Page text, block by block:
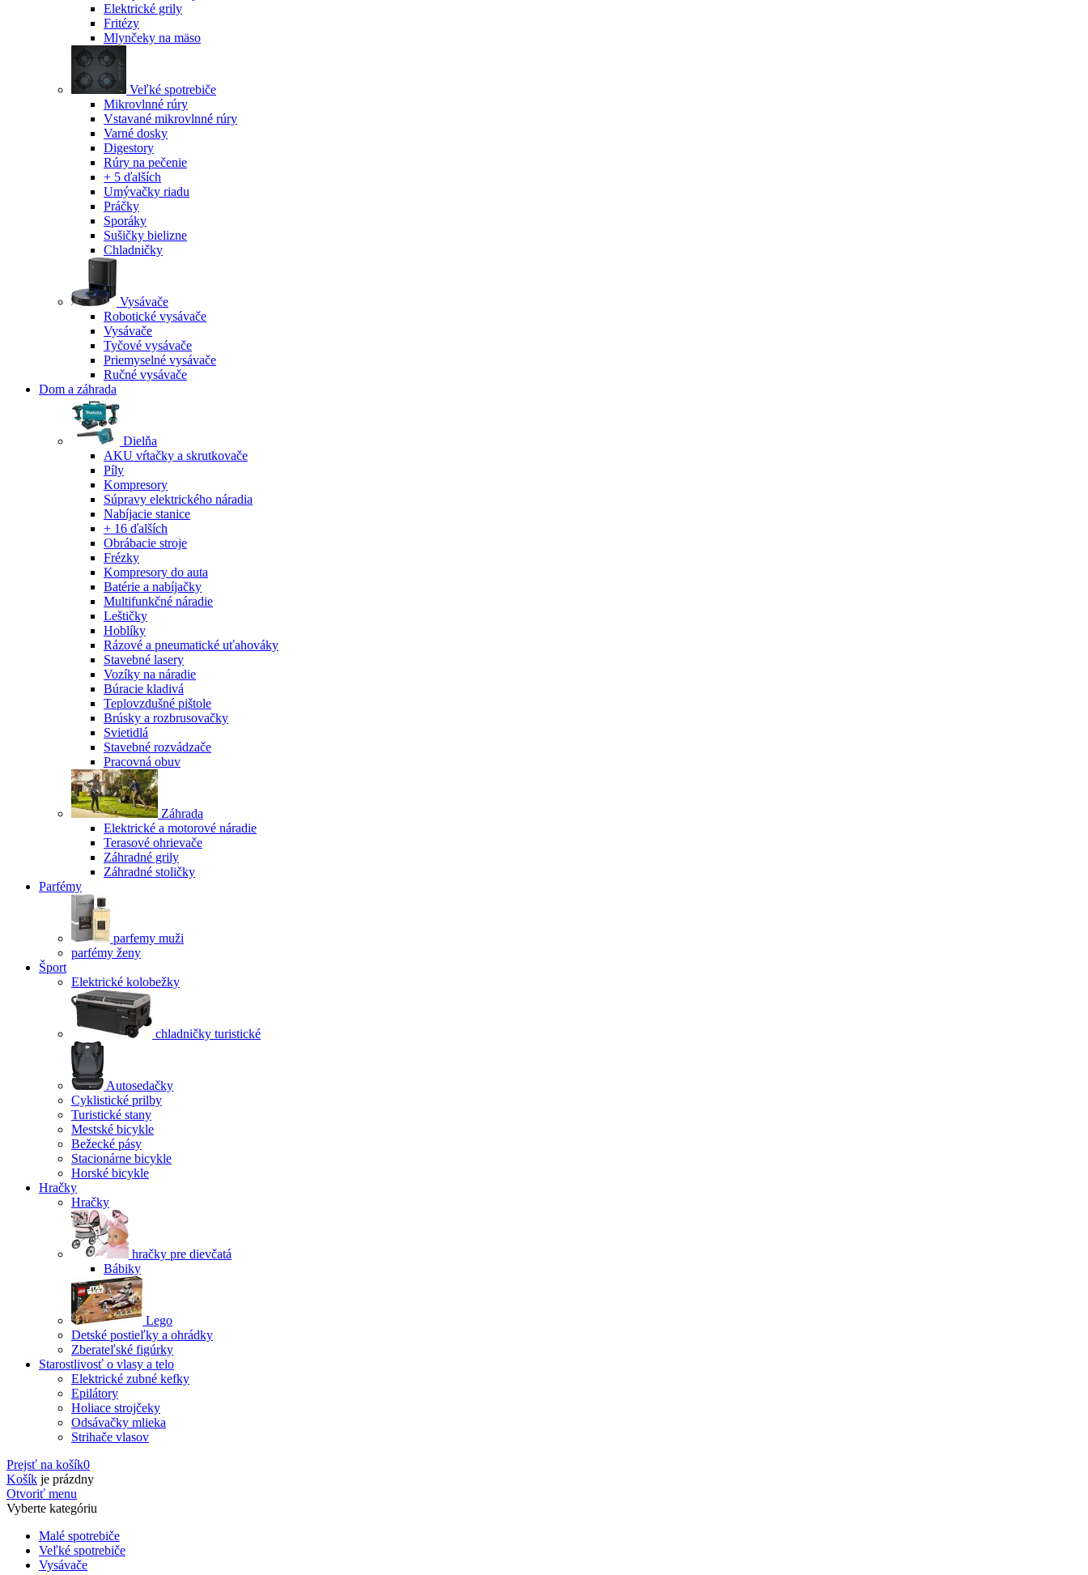
Elektrické grily
Fritézy
Mlynčeky na mäso
Veľké spotrebiče
Mikrovlnné rúry
Vstavané mikrovlnné rúry
Varné dosky
Digestory
Rúry na pečenie
+ 5 ďalších
Umývačky riadu
Práčky
Sporáky
Sušičky bielizne
Chladničky
Vysávače
Robotické vysávače
Vysávače
Tyčové vysávače
Priemyselné vysávače
Ručné vysávače
Dom a záhrada
Dielňa
AKU vŕtačky a skrutkovače
Píly
Kompresory
Súpravy elektrického náradia
Nabíjacie stanice
+ 16 ďalších
Obrábacie stroje
Frézky
Kompresory do auta
Batérie a nabíjačky
Multifunkčné náradie
Leštičky
Hoblíky
Rázové a pneumatické uťahováky
Stavebné lasery
Vozíky na náradie
Búracie kladivá
Teplovzdušné pištole
Brúsky a rozbrusovačky
Svietidlá
Stavebné rozvádzače
Pracovná obuv
Záhrada
Elektrické a motorové náradie
Terasové ohrievače
Záhradné grily
Záhradné stoličky
Parfémy
parfemy muži
parfémy ženy
Šport
Elektrické kolobežky
chladničky turistické
Autosedačky
Cyklistické prilby
Turistické stany
Mestské bicykle
Bežecké pásy
Stacionárne bicykle
Horské bicykle
Hračky
Hračky
hračky pre dievčatá
Bábiky
Lego
Detské postieľky a ohrádky
Zberateľské figúrky
Starostlivosť o vlasy a telo
Elektrické zubné kefky
Epilátory
Holiace strojčeky
Odsávačky mlieka
Strihače vlasov
Prejsť na košík0
Košík je prázdny
Otvoriť menu
Vyberte kategóriu
Malé spotrebiče
Veľké spotrebiče
Vysávače